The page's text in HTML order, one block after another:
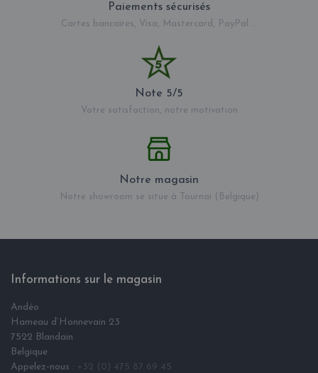
Paiements sécurisés
Cartes bancaires, Visa, Mastercard, PayPal ...
Note 5/5
Votre satisfaction, notre motivation
Notre magasin
Notre showroom se situe à Tournai (Belgique)
Informations sur le magasin
Andéo
Hameau d‘Honnevain 23
7522 Blandain
Belgique
Appelez-nous : +32 (0) 475 87 69 45